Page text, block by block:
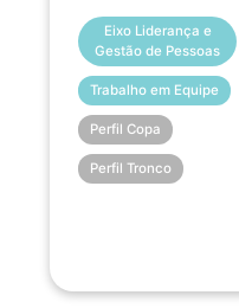
Eixo Liderança e
Gestão de Pessoas
Trabalho em Equipe
Perfil Copa
Perfil Tronco